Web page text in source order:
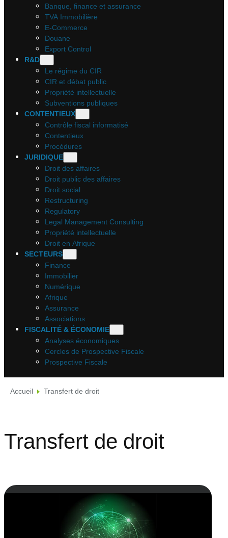
Banque, finance et assurance
TVA Immobilière
E-Commerce
Douane
Export Control
R&D
Le régime du CIR
CIR et débat public
Propriété intellectuelle
Subventions publiques
CONTENTIEUX
Contrôle fiscal informatisé
Contentieux
Procédures
JURIDIQUE
Droit des affaires
Droit public des affaires
Droit social
Restructuring
Regulatory
Legal Management Consulting
Propriété intellectuelle
Droit en Afrique
SECTEURS
Finance
Immobilier
Numérique
Afrique
Assurance
Associations
FISCALITÉ & ÉCONOMIE
Analyses économiques
Cercles de Prospective Fiscale
Prospective Fiscale
Accueil Transfert de droit
Transfert de droit